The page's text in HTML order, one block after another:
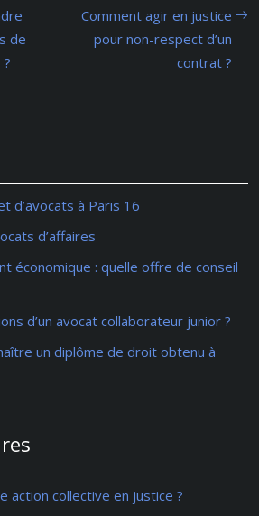
de
Comment agir en justice
pour non-respect d’un
contrat ?
d’avocats à Paris 16
d’affaires
économique : quelle offre de conseil
d’un avocat collaborateur junior ?
un diplôme de droit obtenu à
action collective en justice ?